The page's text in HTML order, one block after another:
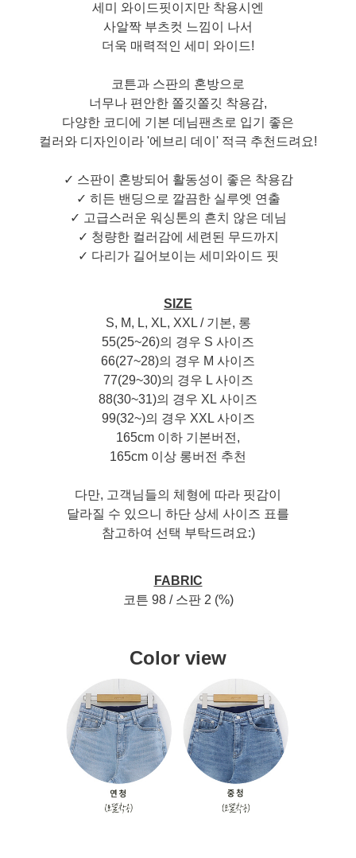
세미 와이드핏이지만 착용시엔
사알짝 부츠컷 느낌이 나서
더욱 매력적인 세미 와이드!
코튼과 스판의 혼방으로
너무나 편안한 쫄깃쫄깃 착용감,
다양한 코디에 기본 데님팬츠로 입기 좋은
컬러와 디자인이라 '에브리 데이' 적극 추천드려요!
✓ 스판이 혼방되어 활동성이 좋은 착용감
✓ 히든 밴딩으로 깔끔한 실루엣 연출
✓ 고급스러운 워싱톤의 흔치 않은 데님
✓ 청량한 컬러감에 세련된 무드까지
✓ 다리가 길어보이는 세미와이드 핏
SIZE
S, M, L, XL, XXL / 기본, 롱
55(25~26)의 경우 S 사이즈
66(27~28)의 경우 M 사이즈
77(29~30)의 경우 L 사이즈
88(30~31)의 경우 XL 사이즈
99(32~)의 경우 XXL 사이즈
165cm 이하 기본버전,
165cm 이상 롱버전 추천
다만, 고객님들의 체형에 따라 핏감이
달라질 수 있으니 하단 상세 사이즈 표를
참고하여 선택 부탁드려요:)
FABRIC
코튼 98 / 스판 2 (%)
Color view